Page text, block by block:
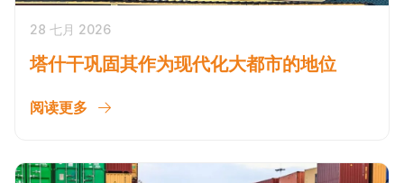
28 七月 2026
塔什干巩固其作为现代化大都市的地位
阅读更多